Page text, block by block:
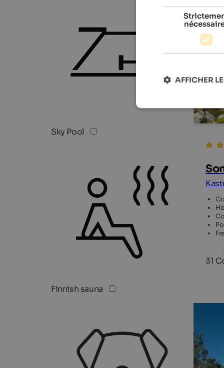
Sky Pool
Finnish sauna
31
AFFICHER